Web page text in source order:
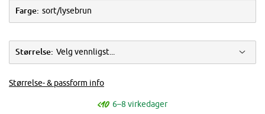
Farge: sort/lysebrun
Størrelse: Velg vennligst...
Størrelse- & passform info
6–8 virkedager